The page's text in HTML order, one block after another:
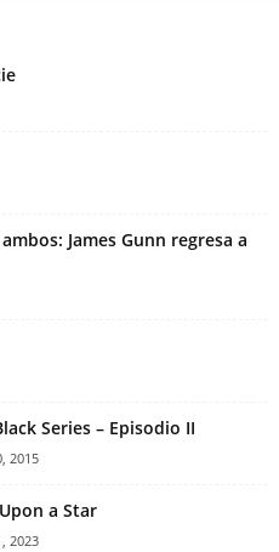
James Gunn regresa a
Series – Episodio II
2015
a Star
2023